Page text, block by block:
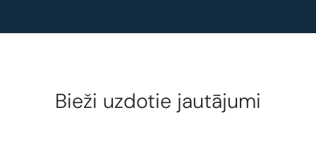
Bieži uzdotie jautājumi